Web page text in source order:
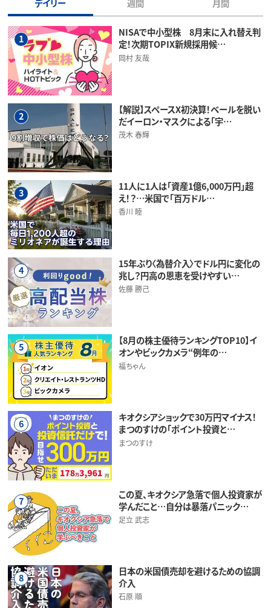
デイリー 週間 月間
1
NISAで中小型株 8月末に入れ替え判
定！次期TOPIX新規採用候…
岡村 友哉
2
【解説】スペースX初決算！ベールを脱い
だイーロン・マスクによる「宇…
茂木 春輝
3
11人に1人は「資産1億6,000万円」超
え！？…米国で「百万ドル…
香川 睦
4
15年ぶり〈為替介入〉でドル円に変化の
兆し？円高の恩恵を受けやすい…
佐藤 勝己
5
【8月の株主優待ランキングTOP10】イ
オンやビックカメラ“例年の…
福ちゃん
6
キオクシアショックで30万円マイナス！
まつのすけの「ポイント投資と…
まつのすけ
7
この夏、キオクシア急落で個人投資家が
学んだこと…自分は暴落パニック…
足立 武志
8
日本の米国債売却を避けるための協調
介入
石原 順